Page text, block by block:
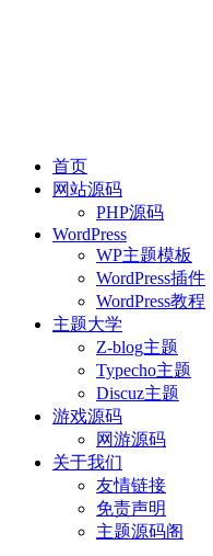
首页
网站源码
PHP源码
WordPress
WP主题模板
WordPress插件
WordPress教程
主题大学
Z-blog主题
Typecho主题
Discuz主题
游戏源码
网游源码
关于我们
友情链接
免责声明
主题源码阁